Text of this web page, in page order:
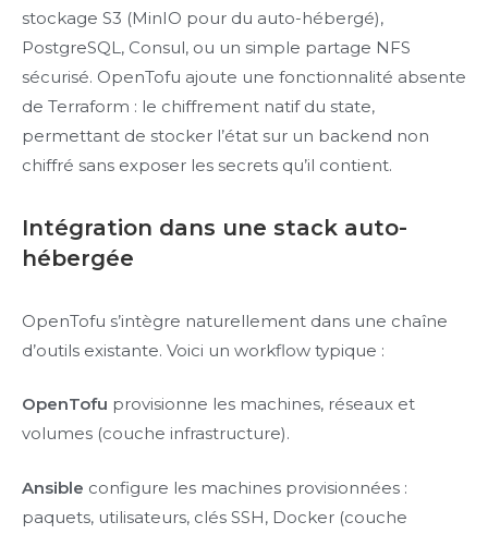
stockage S3 (MinIO pour du auto-hébergé),
PostgreSQL, Consul, ou un simple partage NFS
sécurisé. OpenTofu ajoute une fonctionnalité absente
de Terraform : le chiffrement natif du state,
permettant de stocker l’état sur un backend non
chiffré sans exposer les secrets qu’il contient.
Intégration dans une stack auto-
hébergée
OpenTofu s’intègre naturellement dans une chaîne
d’outils existante. Voici un workflow typique :
OpenTofu provisionne les machines, réseaux et
volumes (couche infrastructure).
Ansible configure les machines provisionnées :
paquets, utilisateurs, clés SSH, Docker (couche